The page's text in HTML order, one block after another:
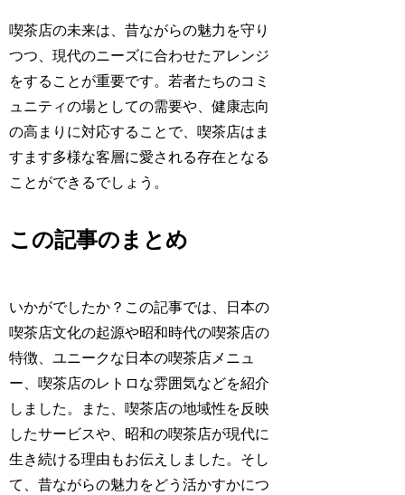
喫茶店の未来は、昔ながらの魅力を守り
つつ、現代のニーズに合わせたアレンジ
をすることが重要です。若者たちのコミ
ュニティの場としての需要や、健康志向
の高まりに対応することで、喫茶店はま
すます多様な客層に愛される存在となる
ことができるでしょう。
この記事のまとめ
いかがでしたか？この記事では、日本の
喫茶店文化の起源や昭和時代の喫茶店の
特徴、ユニークな日本の喫茶店メニュ
ー、喫茶店のレトロな雰囲気などを紹介
しました。また、喫茶店の地域性を反映
したサービスや、昭和の喫茶店が現代に
生き続ける理由もお伝えしました。そし
て、昔ながらの魅力をどう活かすかにつ